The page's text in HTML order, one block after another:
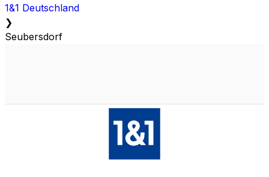
1&1 Deutschland
❯
Seubersdorf